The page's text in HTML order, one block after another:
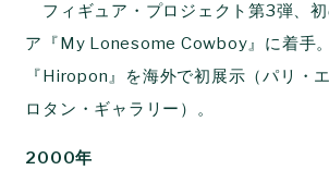
フィギュア・プロジェクト第3弾、初
ア『My Lonesome Cowboy』に着手。
『Hiropon』を海外で初展示（パリ・
ロタン・ギャラリー）。
2000年